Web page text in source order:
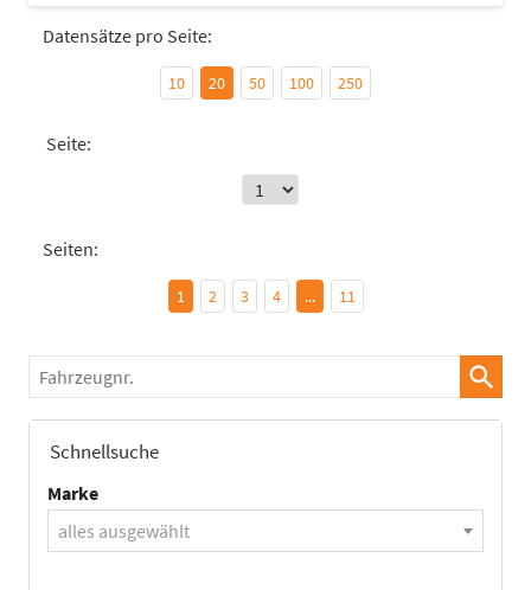
Datensätze pro Seite:
10 20 50 100 250
Seite:
Seiten:
1 2 3 4 ... 11
Fahrzeugnr.
Schnellsuche
Marke
alles ausgewählt